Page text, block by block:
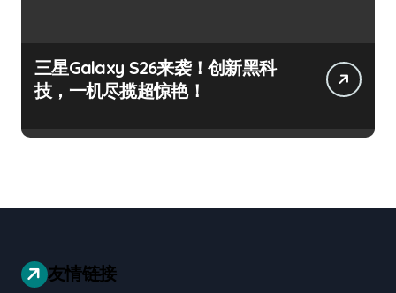
三星Galaxy S26来袭！创新黑科
技，一机尽揽超惊艳！
友情链接